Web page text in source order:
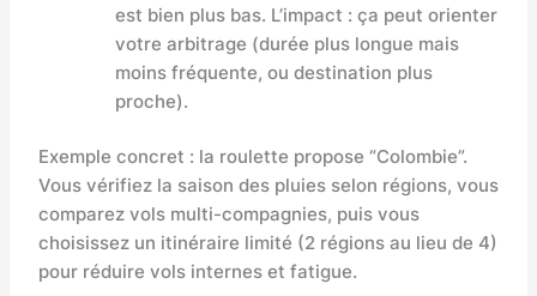
est bien plus bas. L’impact : ça peut orienter
votre arbitrage (durée plus longue mais
moins fréquente, ou destination plus
proche).
Exemple concret : la roulette propose “Colombie”.
Vous vérifiez la saison des pluies selon régions, vous
comparez vols multi-compagnies, puis vous
choisissez un itinéraire limité (2 régions au lieu de 4)
pour réduire vols internes et fatigue.